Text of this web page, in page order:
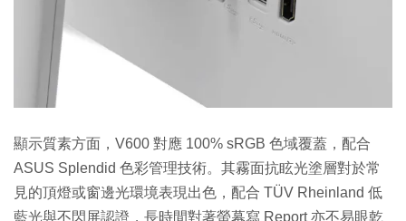
顯示質素方面，V600 對應 100% sRGB 色域覆蓋，配合
ASUS Splendid 色彩管理技術。其霧面抗眩光塗層對於常
見的頂燈或窗邊光環境表現出色，配合 TÜV Rheinland 低
藍光與不閃屏認證，長時間對著螢幕寫 Report 亦不易眼乾